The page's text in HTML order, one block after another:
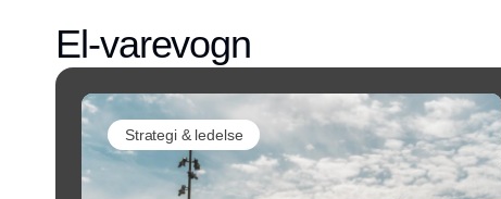
El-varevogn
Strategi & ledelse